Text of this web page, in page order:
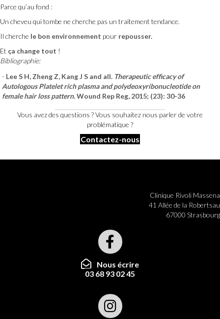
Parce qu’au fond :
Un cheveu qui tombe ne cherche pas un traitement tendance.
Il cherche le bon environnement pour repousser.
Et ça change tout !
Bibliographie:
Lee S H, Zheng Z, Kang J S and all. Therapeutic efficacy of
Autologous Platelet rich plasma and polydeoxyribonucleotide on
female hair loss pattern.Wound Rep Reg, 2015; (23): 30-36
Vous avez des questions ? Vous souhaitez nous parler de votre
problématique ?
Contactez-nous
Clinique Rivoli Massena
41 Allée de la Robertsau
67000 Strasbourg
Nous écrire
03 68 93 02 45